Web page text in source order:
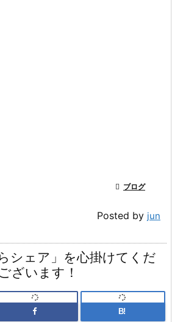
 ブログ
Posted by jun
シェア」を心掛けてくだ
ざいます！
B!